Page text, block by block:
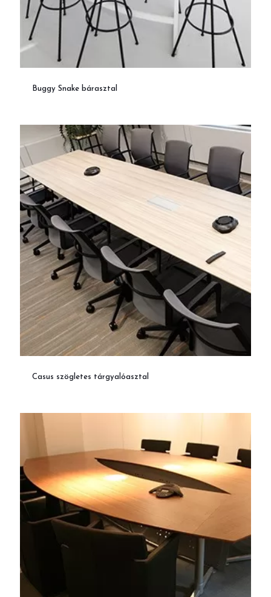
Buggy Snake bárasztal
Casus szögletes tárgyalóasztal